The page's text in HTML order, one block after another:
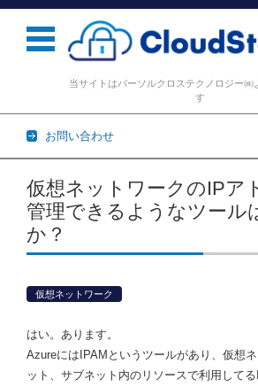
当サイトはパーソルクロステクノロジー㈱
す
お問い合わせ
コンテンツに移動
仮想ネットワークのIPア
管理できるようなツール
か？
仮想ネットワーク
はい。あります。
AzureにはIPAMというツールがあり、仮想
ット、サブネット内のリソースで利用して